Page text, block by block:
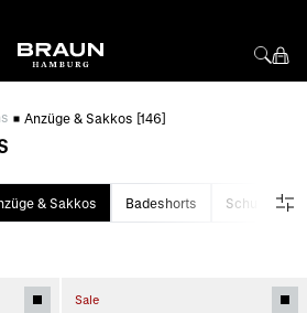
Anzüge & Sakkos [146]
& Sakkos Badeshorts Schuhe
Sale